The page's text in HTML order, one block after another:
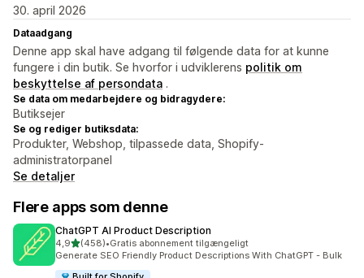
30. april 2026
Dataadgang
Denne app skal have adgang til følgende data for at kunne
fungere i din butik. Se hvorfor i udviklerens politik om
beskyttelse af persondata .
Se data om medarbejdere og bidragydere:
Butiksejer
Se og rediger butiksdata:
Produkter, Webshop, tilpassede data, Shopify-
administratorpanel
Se detaljer
Flere apps som denne
ChatGPT AI Product Description
4,9ud af 5 stjerner
(458)
458 anmeldelser i alt
•Gratis abonnement tilgængeligt
Generate SEO Friendly Product Descriptions With ChatGPT - Bulk